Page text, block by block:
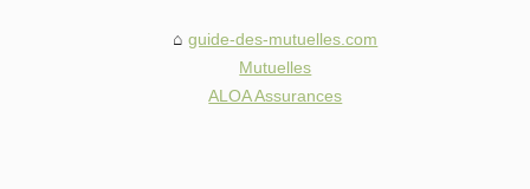
guide-des-mutuelles.com
Mutuelles
ALOA Assurances